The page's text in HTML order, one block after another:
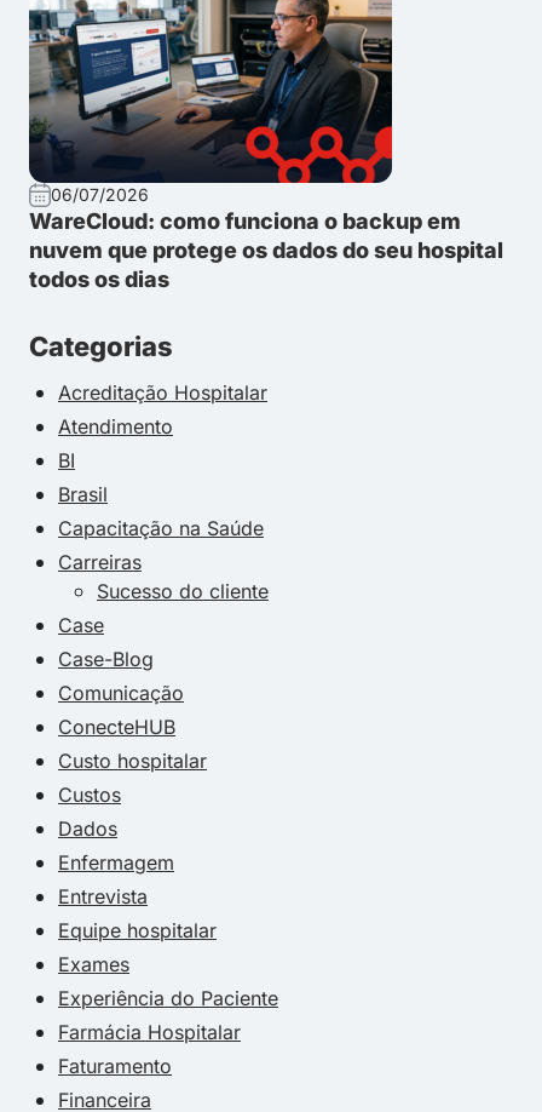
06/07/2026
WareCloud: como funciona o backup em
nuvem que protege os dados do seu hospital
todos os dias
Categorias
Acreditação Hospitalar
Atendimento
BI
Brasil
Capacitação na Saúde
Carreiras
Sucesso do cliente
Case
Case-Blog
Comunicação
ConecteHUB
Custo hospitalar
Custos
Dados
Enfermagem
Entrevista
Equipe hospitalar
Exames
Experiência do Paciente
Farmácia Hospitalar
Faturamento
Financeira